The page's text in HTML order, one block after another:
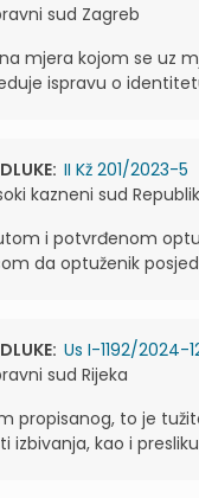
sud Zagreb
mjera kojom se uz
ispravu o
II Kž 201/2023-5
kazneni sud
i potvrđenom
da optuženik
Us I-1192/2024-
sud Rijeka
propisanog, to je
izbivanja, kao i presliku